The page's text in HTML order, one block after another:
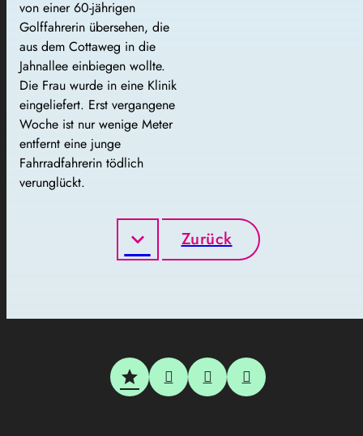
von einer 60-jährigen
Golffahrerin übersehen, die
aus dem Cottaweg in die
Jahnallee einbiegen wollte.
Die Frau wurde in eine Klinik
eingeliefert. Erst vergangene
Woche ist nur wenige Meter
entfernt eine junge
Fahrradfahrerin tödlich
verunglückt.
Zurück